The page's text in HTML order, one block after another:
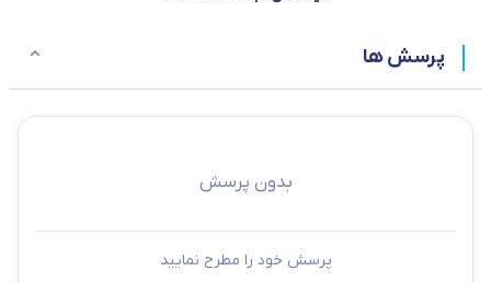
پرسش ها
بدون پرسش
پرسش خود را مطرح نمایید